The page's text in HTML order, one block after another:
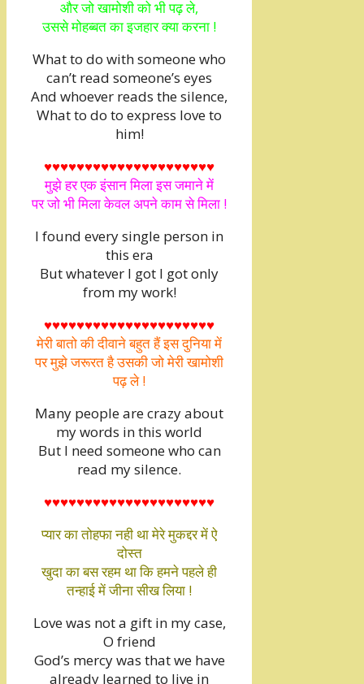
और जो खामोशी को भी पढ़ ले,
उससे मोहब्बत का इजहार क्या करना !
What to do with someone who
can’t read someone’s eyes
And whoever reads the silence,
What to do to express love to
him!
♥♥♥♥♥♥♥♥♥♥♥♥♥♥♥♥♥♥♥♥♥
मुझे हर एक इंसान मिला इस जमाने में
पर जो भी मिला केवल अपने काम से मिला !
I found every single person in
this era
But whatever I got I got only
from my work!
♥♥♥♥♥♥♥♥♥♥♥♥♥♥♥♥♥♥♥♥♥
मेरी बातो की दीवाने बहुत हैं इस दुनिया में
पर मुझे जरूरत है उसकी जो मेरी खामोशी
पढ़ ले !
Many people are crazy about
my words in this world
But I need someone who can
read my silence.
♥♥♥♥♥♥♥♥♥♥♥♥♥♥♥♥♥♥♥♥♥
प्यार का तोहफा नही था मेरे मुकद्दर में ऐ
दोस्त
खुदा का बस रहम था कि हमने पहले ही
तन्हाई में जीना सीख लिया !
Love was not a gift in my case,
O friend
God’s mercy was that we have
already learned to live in